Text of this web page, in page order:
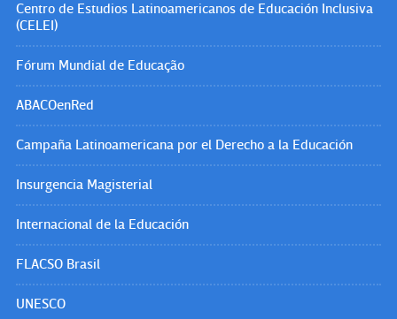
Centro de Estudios Latinoamericanos de Educación Inclusiva
(CELEI)
Fórum Mundial de Educação
ABACOenRed
Campaña Latinoamericana por el Derecho a la Educación
Insurgencia Magisterial
Internacional de la Educación
FLACSO Brasil
UNESCO